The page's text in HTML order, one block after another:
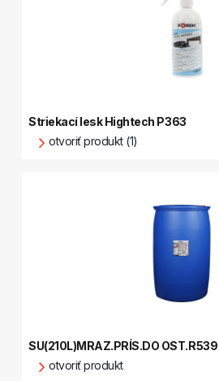
Striekací lesk Hightech P363
otvoriť produkt (1)
SU(210L)MRAZ.PRÍS.DO OST.R539
otvoriť produkt